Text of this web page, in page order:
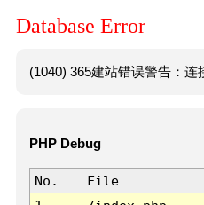
Database Error
(1040) 365建站错误警告：连
PHP Debug
No. File